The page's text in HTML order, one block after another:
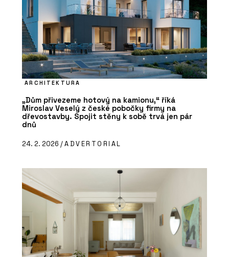
ARCHITEKTURA
„Dům přivezeme hotový na kamionu,“ říká
Miroslav Veselý z české pobočky firmy na
dřevostavby. Spojit stěny k sobě trvá jen pár
dnů
24. 2. 2026 /ADVERTORIAL